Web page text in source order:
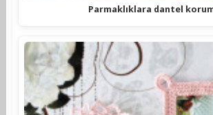
Parmaklıklara dantel